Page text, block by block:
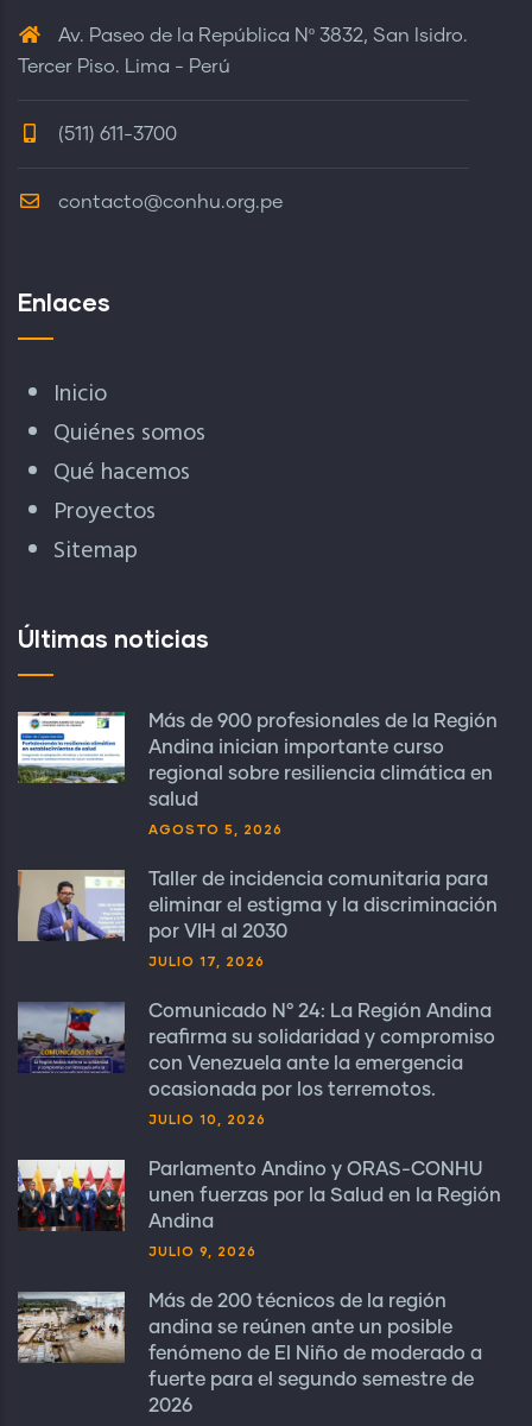
Av. Paseo de la República Nº 3832, San Isidro.
Tercer Piso. Lima - Perú
(511) 611-3700
contacto@conhu.org.pe
Enlaces
Inicio
Quiénes somos
Qué hacemos
Proyectos
Sitemap
Últimas noticias
Más de 900 profesionales de la Región
Andina inician importante curso
regional sobre resiliencia climática en
salud
AGOSTO 5, 2026
Taller de incidencia comunitaria para
eliminar el estigma y la discriminación
por VIH al 2030
JULIO 17, 2026
Comunicado N° 24: La Región Andina
reafirma su solidaridad y compromiso
con Venezuela ante la emergencia
ocasionada por los terremotos.
JULIO 10, 2026
Parlamento Andino y ORAS-CONHU
unen fuerzas por la Salud en la Región
Andina
JULIO 9, 2026
Más de 200 técnicos de la región
andina se reúnen ante un posible
fenómeno de El Niño de moderado a
fuerte para el segundo semestre de
2026